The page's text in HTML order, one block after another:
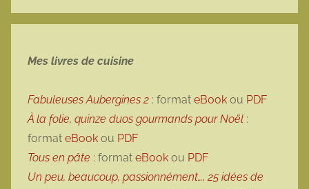
Mes livres de cuisine
Fabuleuses Aubergines 2 : format eBook ou PDF
À la folie, quinze duos gourmands pour Noël :
format eBook ou PDF
Tous en pâte : format eBook ou PDF
Un peu, beaucoup, passionnément…, 25 idées de